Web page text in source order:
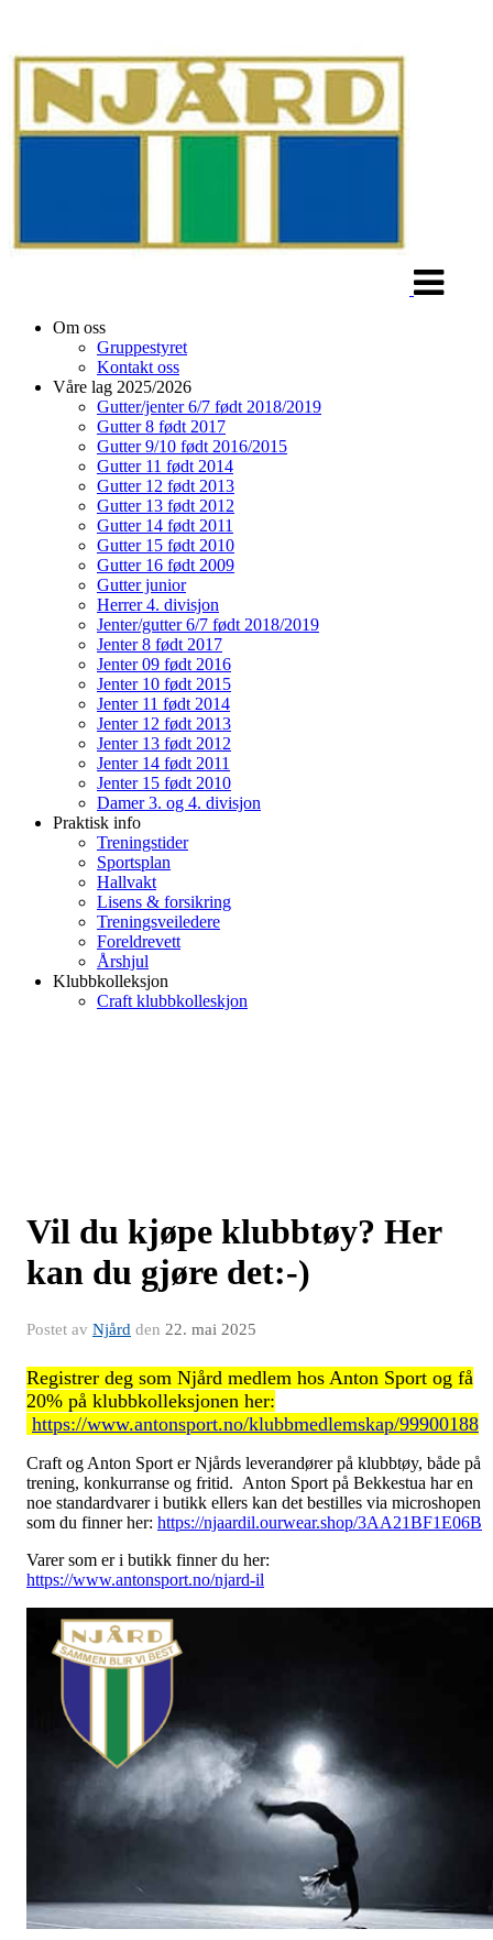
Om oss
Gruppestyret
Kontakt oss
Våre lag 2025/2026
Gutter/jenter 6/7 født 2018/2019
Gutter 8 født 2017
Gutter 9/10 født 2016/2015
Gutter 11 født 2014
Gutter 12 født 2013
Gutter 13 født 2012
Gutter 14 født 2011
Gutter 15 født 2010
Gutter 16 født 2009
Gutter junior
Herrer 4. divisjon
Jenter/gutter 6/7 født 2018/2019
Jenter 8 født 2017
Jenter 09 født 2016
Jenter 10 født 2015
Jenter 11 født 2014
Jenter 12 født 2013
Jenter 13 født 2012
Jenter 14 født 2011
Jenter 15 født 2010
Damer 3. og 4. divisjon
Praktisk info
Treningstider
Sportsplan
Hallvakt
Lisens & forsikring
Treningsveiledere
Foreldrevett
Årshjul
Klubbkolleksjon
Craft klubbkolleskjon
Vil du kjøpe klubbtøy? Her
kan du gjøre det:-)
Postet av Njård den 22. mai 2025
Registrer deg som Njård medlem hos Anton Sport og få
20% på klubbkolleksjonen her:
https://www.antonsport.no/klubbmedlemskap/99900188
Craft og Anton Sport er Njårds leverandører på klubbtøy, både på
trening, konkurranse og fritid. Anton Sport på Bekkestua har en
noe standardvarer i butikk ellers kan det bestilles via microshopen
som du finner her: https://njaardil.ourwear.shop/3AA21BF1E06B
Varer som er i butikk finner du her:
https://www.antonsport.no/njard-il